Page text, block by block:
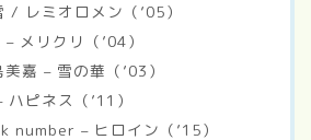
レミオロメン（’05）
メリクリ（’04）
嘉 – 雪の華（’03）
ピネス（’11）
– ヒロイン（’15）